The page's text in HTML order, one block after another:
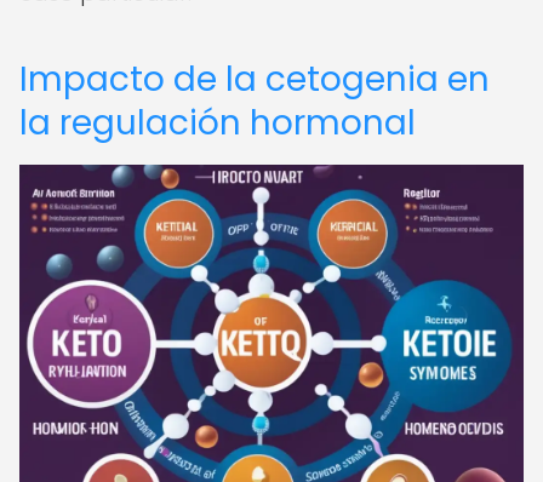
Impacto de la cetogenia en
la regulación hormonal